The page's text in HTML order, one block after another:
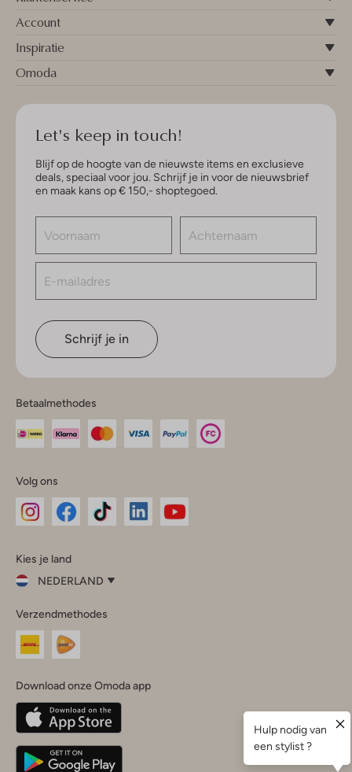
Account
Inspiratie
Omoda
Let's keep in touch!
Blijf op de hoogte van de nieuwste items en exclusieve
deals, speciaal voor jou. Schrijf je in voor de nieuwsbrief
en maak kans op € 150,- shoptegoed.
Schrijf je in
Betaalmethodes
Volg ons
InstagramFacebook
Kies je land
NEDERLAND
je
land
Nederland
Belgique(Français)
Deutschland
Verzendmethodes
Download onze Omoda app